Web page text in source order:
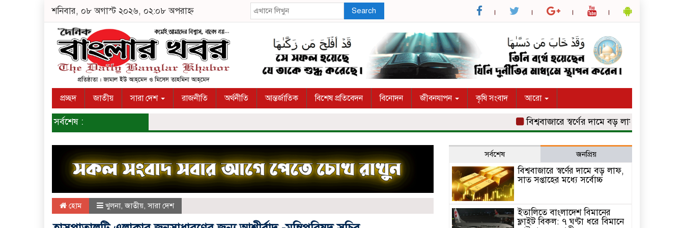
শনিবার, ০৮ অগাস্ট ২০২৬, ০২:০৮ অপরাহ্ন Search
প্রচ্ছদ জাতীয় সারা দেশ রাজনীতি অর্থনীতি আন্তর্জাতিক বিশেষ প্রতিবেদন বিনোদন জীবনযাপন কৃষি সংবাদ আরো
সর্বশেষ : বিশ্ববাজারে স্বর্ণের দামে বড় লাফ, সাত সপ্তাহের মধ্যে
হোম খুলনা,জাতীয়,সারা দেশ
সর্বশেষ জনপ্রিয়
বিশ্ববাজারে স্বর্ণের দামে বড় লাফ,
সাত সপ্তাহের মধ্যে সর্বোচ্চ
ইতালিতে বাংলাদেশ বিমানের
ফ্লাইট বিকল: ৭ ঘণ্টা ধরে বিমানে